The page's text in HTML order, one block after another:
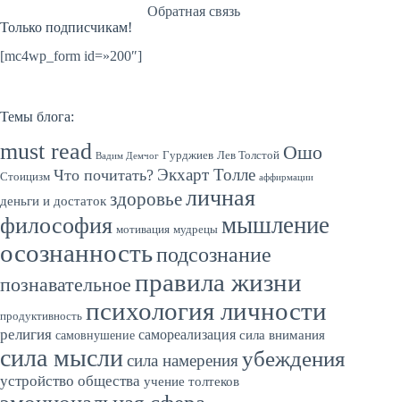
Обратная связь
Только подписчикам!
[mc4wp_form id=»200″]
Темы блога:
must read Вадим Демчог Гурджиев Лев Толстой Ошо
Стоицизм Что почитать? Экхарт Толле аффирмации
деньги и достаток здоровьеличная
философия мотивация мудрецы мышление
осознанностьподсознание
познавательное правила жизни
продуктивность психология личности
религия самовнушение самореализация сила внимания
сила мыслисила намеренияубеждения
устройство общества учение толтеков